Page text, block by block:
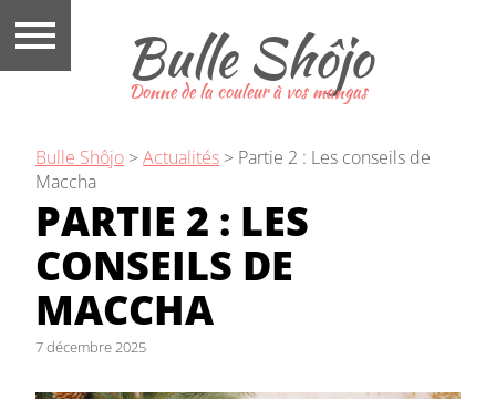
Bulle Shôjo
Donne de la couleur à vos mangas
Bulle Shôjo >Actualités > Partie 2 : Les conseils de
Maccha
PARTIE 2 : LES
CONSEILS DE
MACCHA
7 décembre 2025